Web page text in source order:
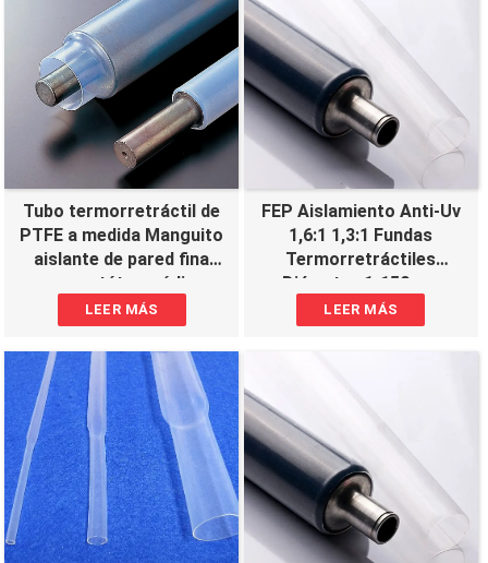
Tubo termorretráctil de
PTFE a medida Manguito
aislante de pared fina
para catéter médico
Relación 4:1, 2:1
LEER MÁS
FEP Aislamiento Anti-Uv
1,6:1 1,3:1 Fundas
Termorretráctiles
Diámetro 1-150mm
LEER MÁS